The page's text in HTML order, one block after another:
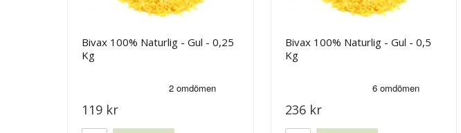
Bivax 100% Naturlig - Gul - 0,25
Kg
119 kr
Bivax 100% Naturlig - Gul - 0,5
Kg
236 kr